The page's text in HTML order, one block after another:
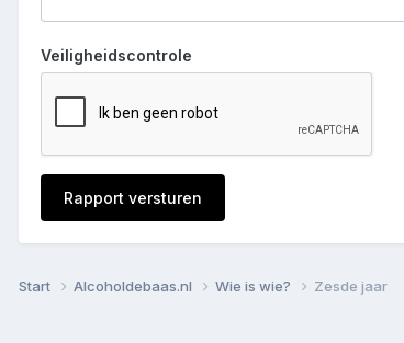
Veiligheidscontrole
Rapport versturen
Start Alcoholdebaas.nl Wie is wie? Zesde jaar